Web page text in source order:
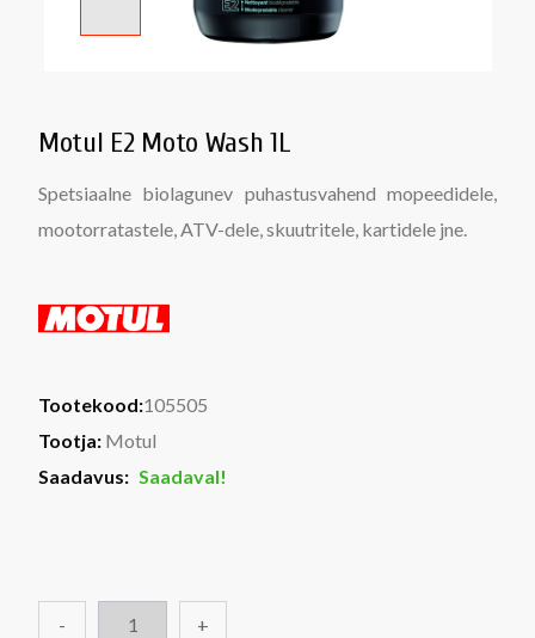
Motul E2 Moto Wash 1L
Spetsiaalne biolagunev puhastusvahend mopeedidele,
mootorratastele, ATV-dele, skuutritele, kartidele jne.
Tootekood:105505
Tootja: Motul
Saadavus: Saadaval!
- +